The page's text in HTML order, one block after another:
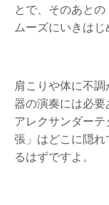
とで、そのあと
ムーズにいきはじ
肩こりや体に不
器の演奏には必要
アレクサンダー
張」はどこに隠
るはずですよ。